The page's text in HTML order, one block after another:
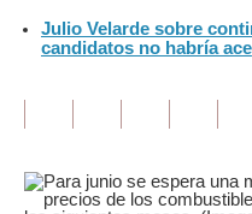
Inmobiliarias
Opinión
Editorial
Julio Velarde sobre
candidatos no habría